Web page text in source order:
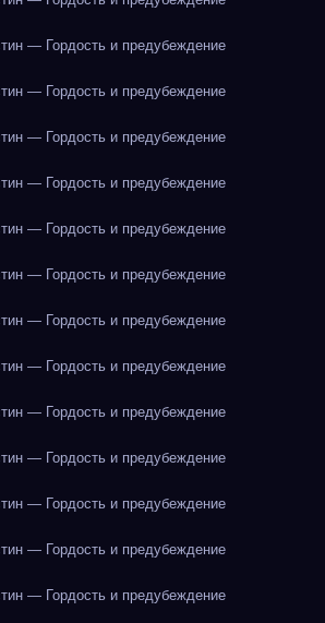
— Гордость и предубеждение
— Гордость и предубеждение
— Гордость и предубеждение
— Гордость и предубеждение
— Гордость и предубеждение
— Гордость и предубеждение
— Гордость и предубеждение
— Гордость и предубеждение
— Гордость и предубеждение
— Гордость и предубеждение
— Гордость и предубеждение
— Гордость и предубеждение
— Гордость и предубеждение